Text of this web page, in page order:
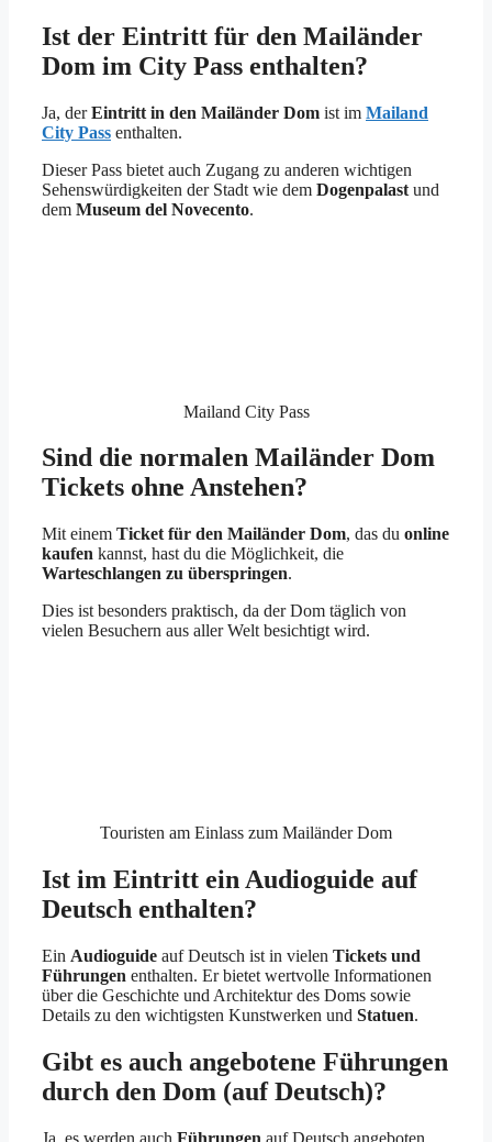
Ist der Eintritt für den Mailänder
Dom im City Pass enthalten?
Ja, derEintritt in den Mailänder Dom ist im Mailand
City Pass enthalten.
Dieser Pass bietet auch Zugang zu anderen wichtigen
Sehenswürdigkeiten der Stadt wie dem Dogenpalast und
dem Museum del Novecento.
Mailand City Pass
Sind die normalen Mailänder Dom
Tickets ohne Anstehen?
Mit einem Ticket für den Mailänder Dom, das du online
kaufen kannst, hast du die Möglichkeit, die
Warteschlangen zu überspringen.
Dies ist besonders praktisch, da der Dom täglich von
vielen Besuchern aus aller Welt besichtigt wird.
Touristen am Einlass zum Mailänder Dom
Ist im Eintritt ein Audioguide auf
Deutsch enthalten?
Ein Audioguide auf Deutsch ist in vielen Tickets und
Führungen enthalten. Er bietet wertvolle Informationen
über die Geschichte und Architektur des Doms sowie
Details zu den wichtigsten Kunstwerken und Statuen.
Gibt es auch angebotene Führungen
durch den Dom (auf Deutsch)?
Ja, es werden auch Führungen auf Deutsch angeboten.